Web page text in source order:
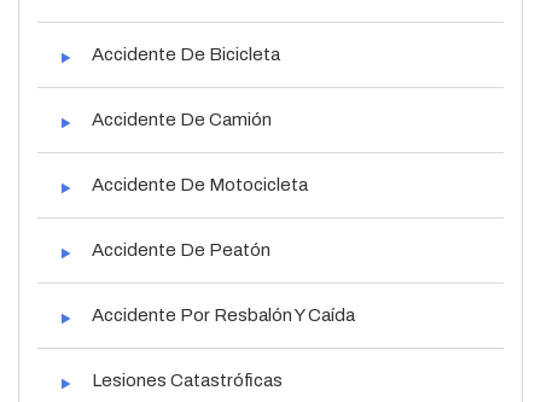
Accidente De Bicicleta
Accidente De Camión
Accidente De Motocicleta
Accidente De Peatón
Accidente Por Resbalón Y Caída
Lesiones Catastróficas